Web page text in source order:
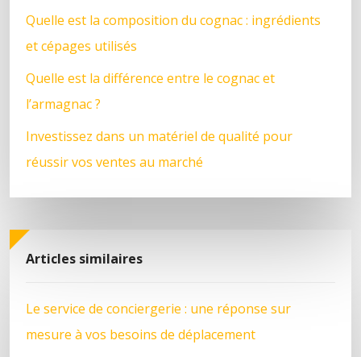
Quelle est la composition du cognac : ingrédients
et cépages utilisés
Quelle est la différence entre le cognac et
l’armagnac ?
Investissez dans un matériel de qualité pour
réussir vos ventes au marché
Articles similaires
Le service de conciergerie : une réponse sur
mesure à vos besoins de déplacement